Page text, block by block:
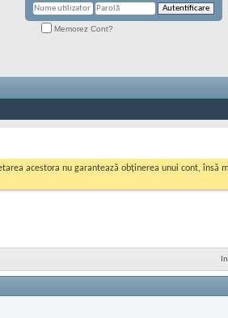
Memorez Cont?
acestora nu garantează obținerea unui cont, însă